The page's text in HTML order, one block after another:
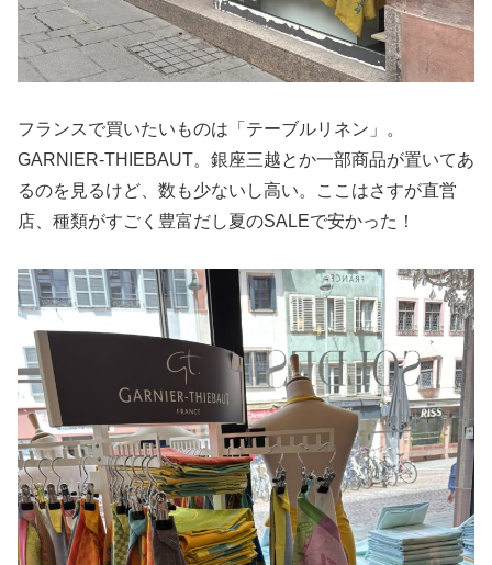
フランスで買いたいものは「テーブルリネン」。
GARNIER-THIEBAUT。銀座三越とか一部商品が置いてあ
るのを見るけど、数も少ないし高い。ここはさすが直営
店、種類がすごく豊富だし夏のSALEで安かった！